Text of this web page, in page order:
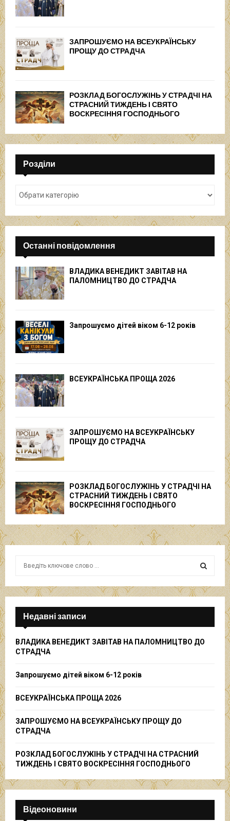
ЗАПРОШУЄМО НА ВСЕУКРАЇНСЬКУ
ПРОЩУ ДО СТРАДЧА
РОЗКЛАД БОГОСЛУЖІНЬ У СТРАДЧІ НА
СТРАСНИЙ ТИЖДЕНЬ І СВЯТО
ВОСКРЕСІННЯ ГОСПОДНЬОГО
Розділи
Останні повідомлення
ВЛАДИКА ВЕНЕДИКТ ЗАВІТАВ НА
ПАЛОМНИЦТВО ДО СТРАДЧА
Запрошуємо дітей віком 6-12 років
ВСЕУКРАЇНСЬКА ПРОЩА 2026
ЗАПРОШУЄМО НА ВСЕУКРАЇНСЬКУ
ПРОЩУ ДО СТРАДЧА
РОЗКЛАД БОГОСЛУЖІНЬ У СТРАДЧІ НА
СТРАСНИЙ ТИЖДЕНЬ І СВЯТО
ВОСКРЕСІННЯ ГОСПОДНЬОГО
f
r
S
E
A
Недавні записи
ВЛАДИКА ВЕНЕДИКТ ЗАВІТАВ НА ПАЛОМНИЦТВО ДО
СТРАДЧА
Запрошуємо дітей віком 6-12 років
ВСЕУКРАЇНСЬКА ПРОЩА 2026
ЗАПРОШУЄМО НА ВСЕУКРАЇНСЬКУ ПРОЩУ ДО
СТРАДЧА
РОЗКЛАД БОГОСЛУЖІНЬ У СТРАДЧІ НА СТРАСНИЙ
ТИЖДЕНЬ І СВЯТО ВОСКРЕСІННЯ ГОСПОДНЬОГО
Відеоновини